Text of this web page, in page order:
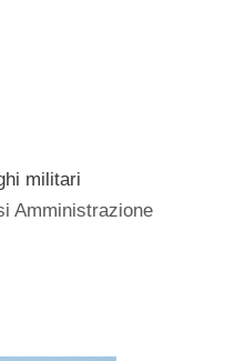
militari
Amministrazione